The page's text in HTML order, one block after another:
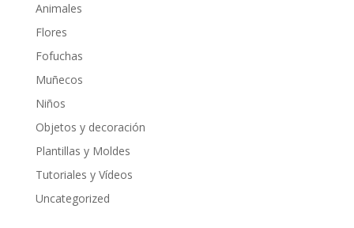
Animales
Flores
Fofuchas
Muñecos
Niños
Objetos y decoración
Plantillas y Moldes
Tutoriales y Vídeos
Uncategorized